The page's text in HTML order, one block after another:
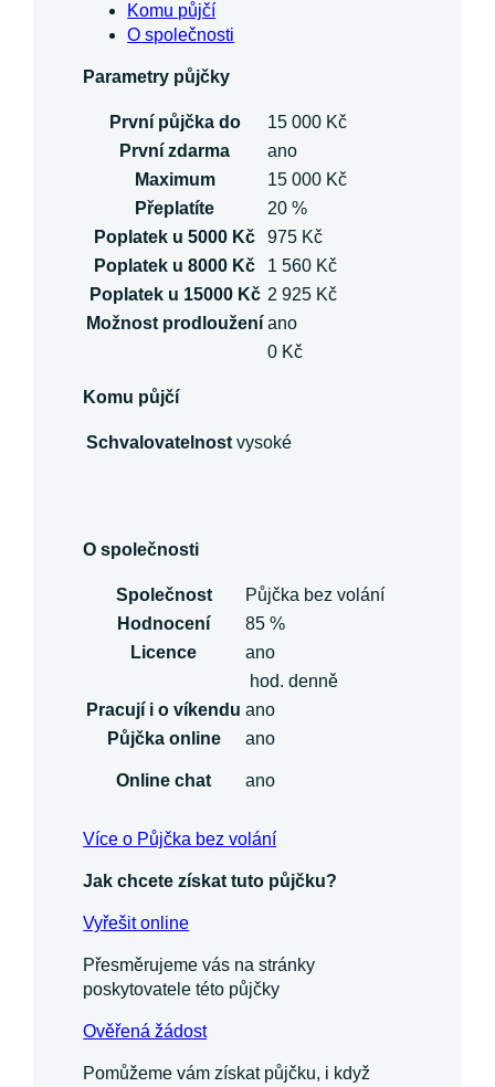
Komu půjčí
O společnosti
Parametry půjčky
První půjčka do
15 000 Kč
První zdarma
ano
Maximum
15 000 Kč
Přeplatíte
20 %
Poplatek u 5000 Kč
975 Kč
Poplatek u 8000 Kč
1 560 Kč
Poplatek u 15000 Kč 2 925 Kč
Možnost prodloužení ano
0 Kč
Komu půjčí
Schvalovatelnost vysoké
O společnosti
Společnost
Půjčka bez volání
Hodnocení
85 %
Licence
ano
hod. denně
Pracují i o víkendu ano
Půjčka online
ano
Online chat ano
Více o Půjčka bez volání
Jak chcete získat tuto půjčku?
Vyřešit online
Přesměrujeme vás na stránky
poskytovatele této půjčky
Ověřená žádost
Pomůžeme vám získat půjčku, i když